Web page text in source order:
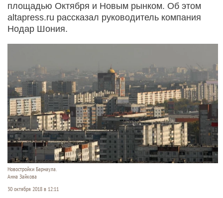
площадью Октября и Новым рынком. Об этом
altapress.ru рассказал руководитель компания
Нодар Шония.
Новостройки Барнаула.
Анна Зайкова
30 октября 2018 в 12:11